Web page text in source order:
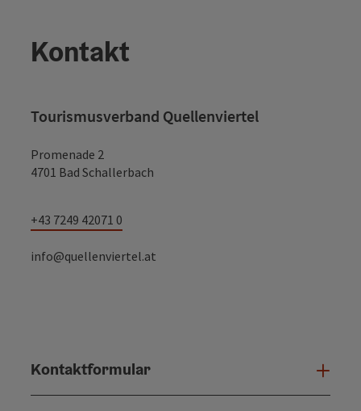
Kontakt
Tourismusverband Quellenviertel
Promenade 2
4701 Bad Schallerbach
+43 7249 42071 0
info@quellenviertel.at
Kontaktformular